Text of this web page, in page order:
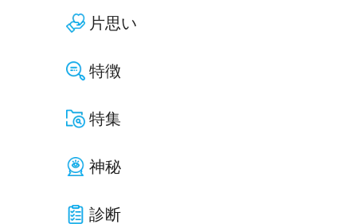
片思い
特徴
特集
神秘
診断